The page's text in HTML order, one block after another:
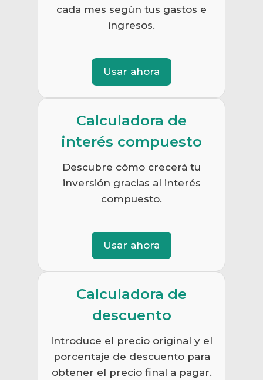
cada mes según tus gastos e
ingresos.
Usar ahora
Calculadora de
interés compuesto
Descubre cómo crecerá tu
inversión gracias al interés
compuesto.
Usar ahora
Calculadora de
descuento
Introduce el precio original y el
porcentaje de descuento para
obtener el precio final a pagar.